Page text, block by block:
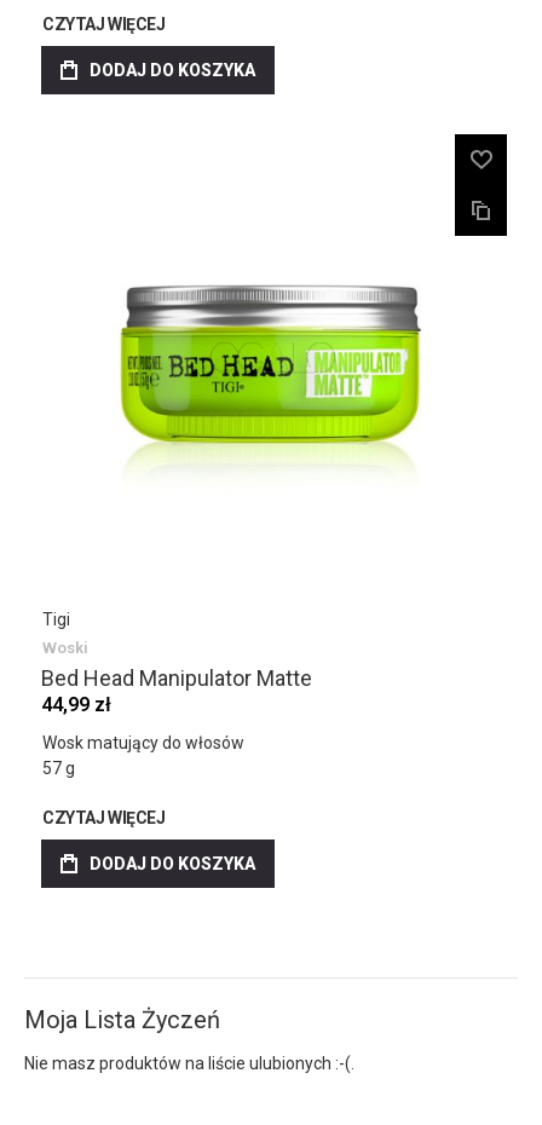
CZYTAJ WIĘCEJ
DODAJ DO KOSZYKA
Tigi
Woski
Bed Head Manipulator Matte
44,99 zł
Wosk matujący do włosów
57 g
CZYTAJ WIĘCEJ
DODAJ DO KOSZYKA
Moja Lista Życzeń
Nie masz produktów na liście ulubionych :-(.